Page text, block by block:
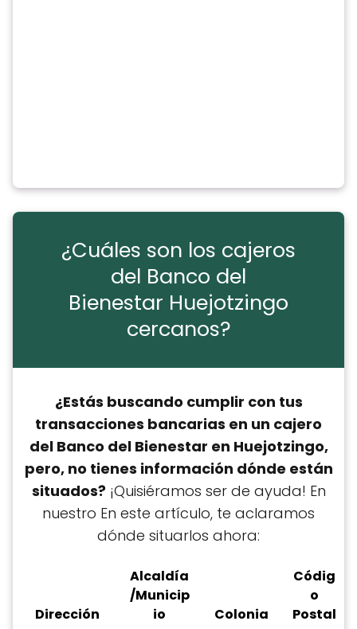
¿Cuáles son los cajeros
del Banco del
Bienestar Huejotzingo
cercanos?
¿Estás buscando cumplir con tus
transacciones bancarias en un cajero
del Banco del Bienestar en Huejotzingo,
pero, no tienes información dónde están
situados? ¡Quisiéramos ser de ayuda! En
nuestro En este artículo, te aclaramos
dónde situarlos ahora:
Dirección
Alcaldía
/Municip
io
Colonia
Códig
o
Postal